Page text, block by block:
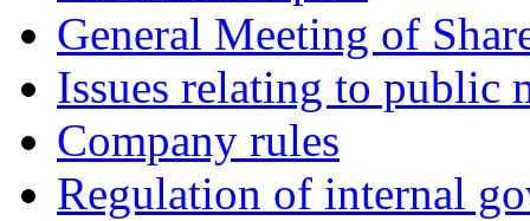
General Meeting of
Issues relating to public
Company rules
Regulation of internal